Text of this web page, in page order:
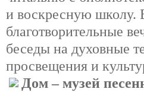
и воскресную школу.
благотворительные
беседы на духовные
просвещения и
Дом – музей